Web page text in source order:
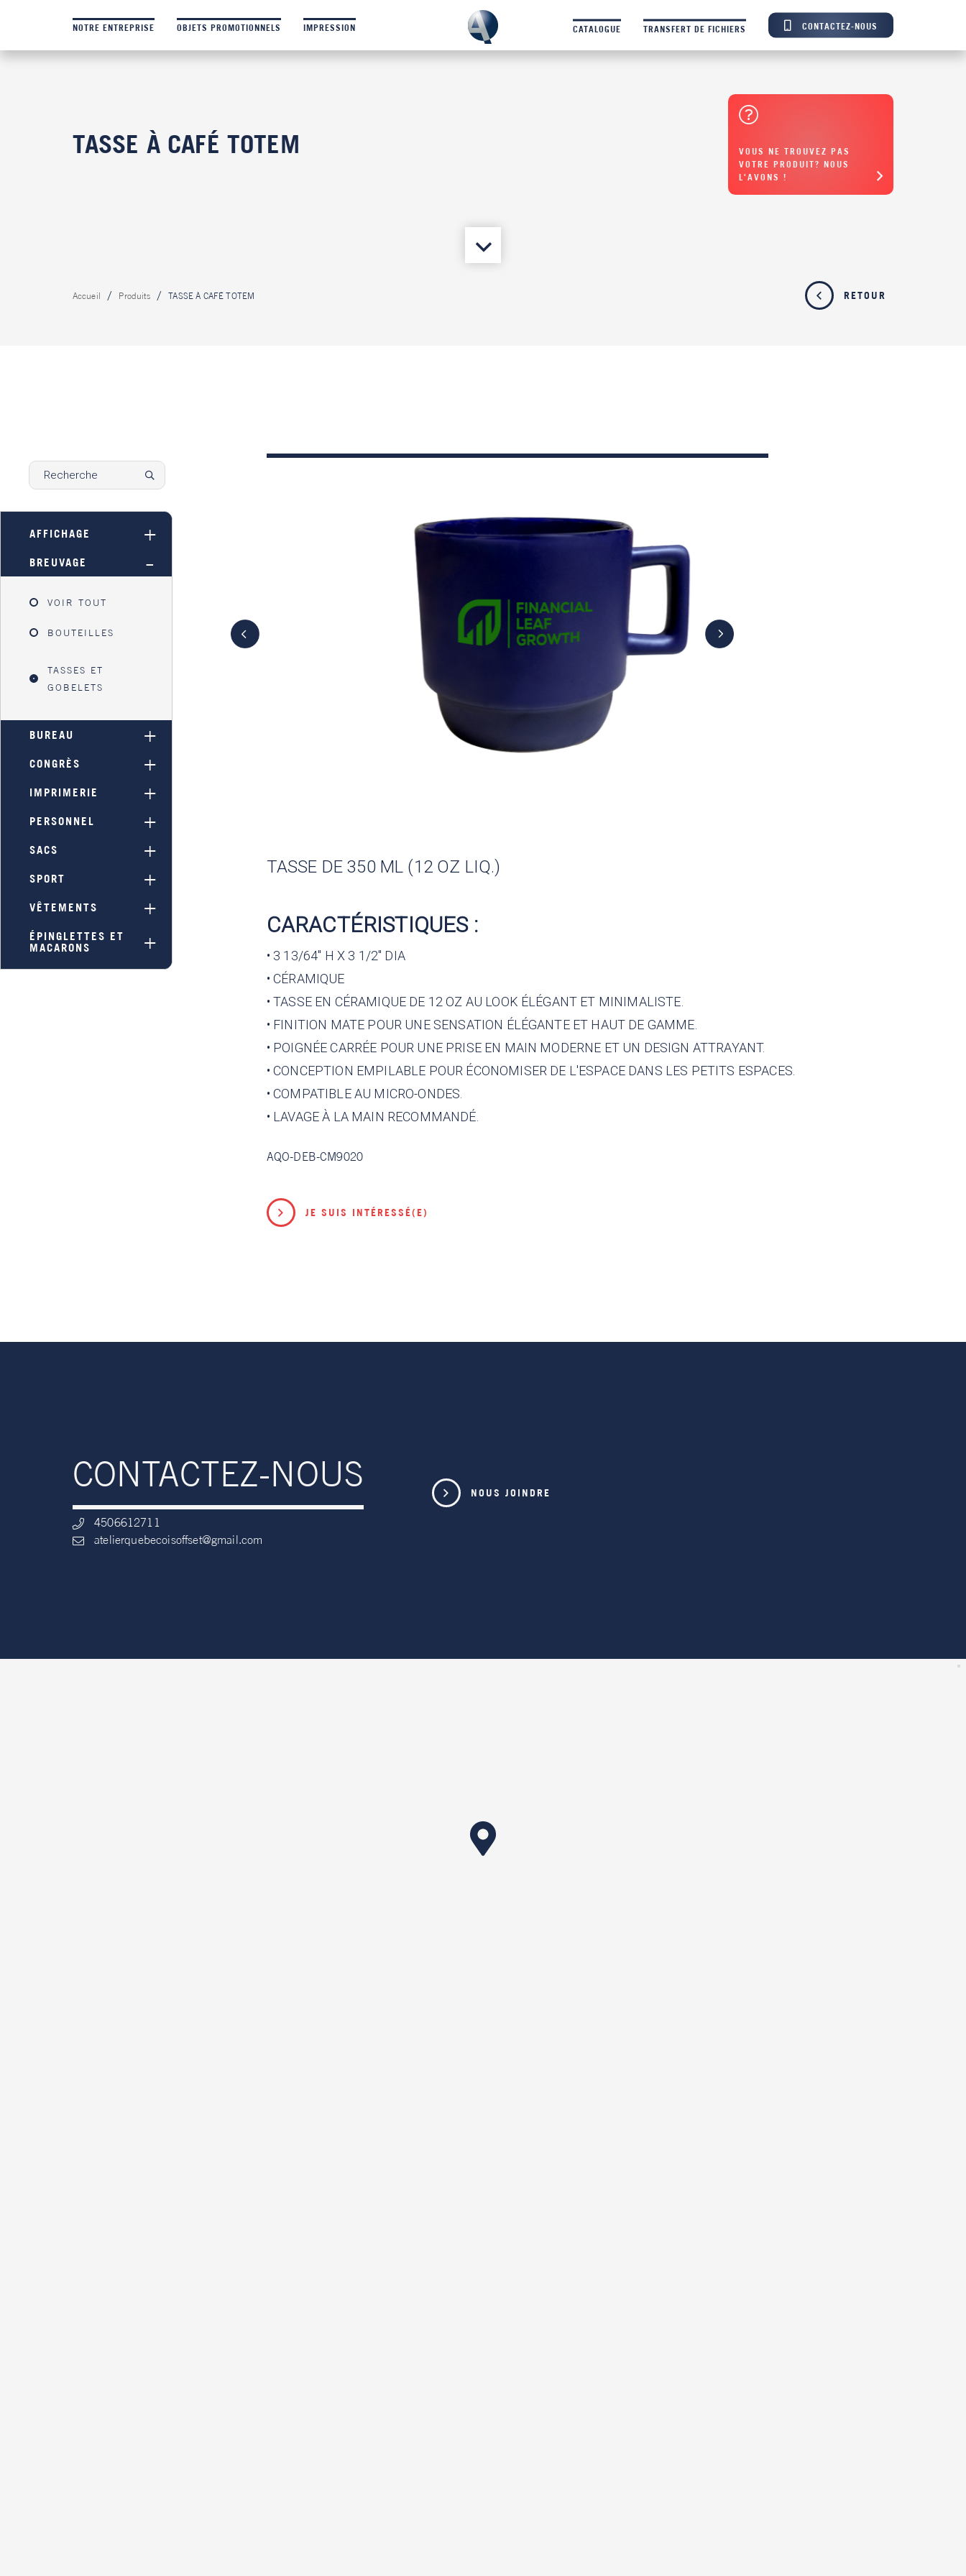
NOTRE ENTREPRISE OBJETS PROMOTIONNELS IMPRESSION CATALOGUE TRANSFERT DE FICHIERS CONTACTEZ-NOUS
TASSE À CAFÉ TOTEM
VOUS NE TROUVEZ PAS
VOTRE PRODUIT? NOUS
L'AVONS !
Accueil Produits TASSE À CAFÉ TOTEM RETOUR
AFFICHAGE
BREUVAGE
VOIR TOUT
BOUTEILLES
TASSES ET
GOBELETS
BUREAU
CONGRÈS
IMPRIMERIE
PERSONNEL
SACS
SPORT
VÊTEMENTS
ÉPINGLETTES ET
MACARONS
TASSE DE 350 ML (12 OZ LIQ.)
CARACTÉRISTIQUES :
• 3 13/64″ H X 3 1/2″ DIA
• CÉRAMIQUE
• TASSE EN CÉRAMIQUE DE 12 OZ AU LOOK ÉLÉGANT ET MINIMALISTE.
• FINITION MATE POUR UNE SENSATION ÉLÉGANTE ET HAUT DE GAMME.
• POIGNÉE CARRÉE POUR UNE PRISE EN MAIN MODERNE ET UN DESIGN ATTRAYANT.
• CONCEPTION EMPILABLE POUR ÉCONOMISER DE L'ESPACE DANS LES PETITS ESPACES.
• COMPATIBLE AU MICRO-ONDES.
• LAVAGE À LA MAIN RECOMMANDÉ.
AQO-DEB-CM9020
JE SUIS INTÉRESSÉ(E)
CONTACTEZ-NOUS
4506612711
atelierquebecoisoffset@gmail.com
NOUS JOINDRE